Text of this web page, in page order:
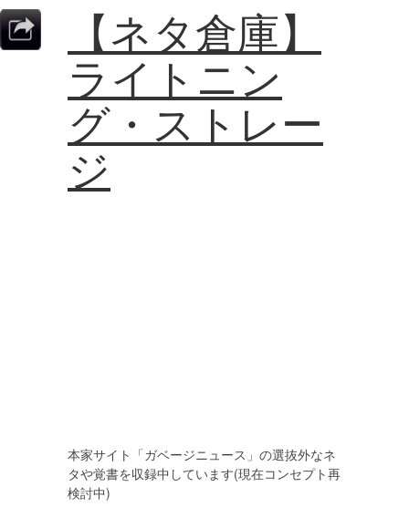
【ネタ倉庫】
ライトニン
グ・ストレー
ジ
本家サイト「ガベージニュース」の選抜外なネ
タや覚書を収録中しています(現在コンセプト再
検討中)